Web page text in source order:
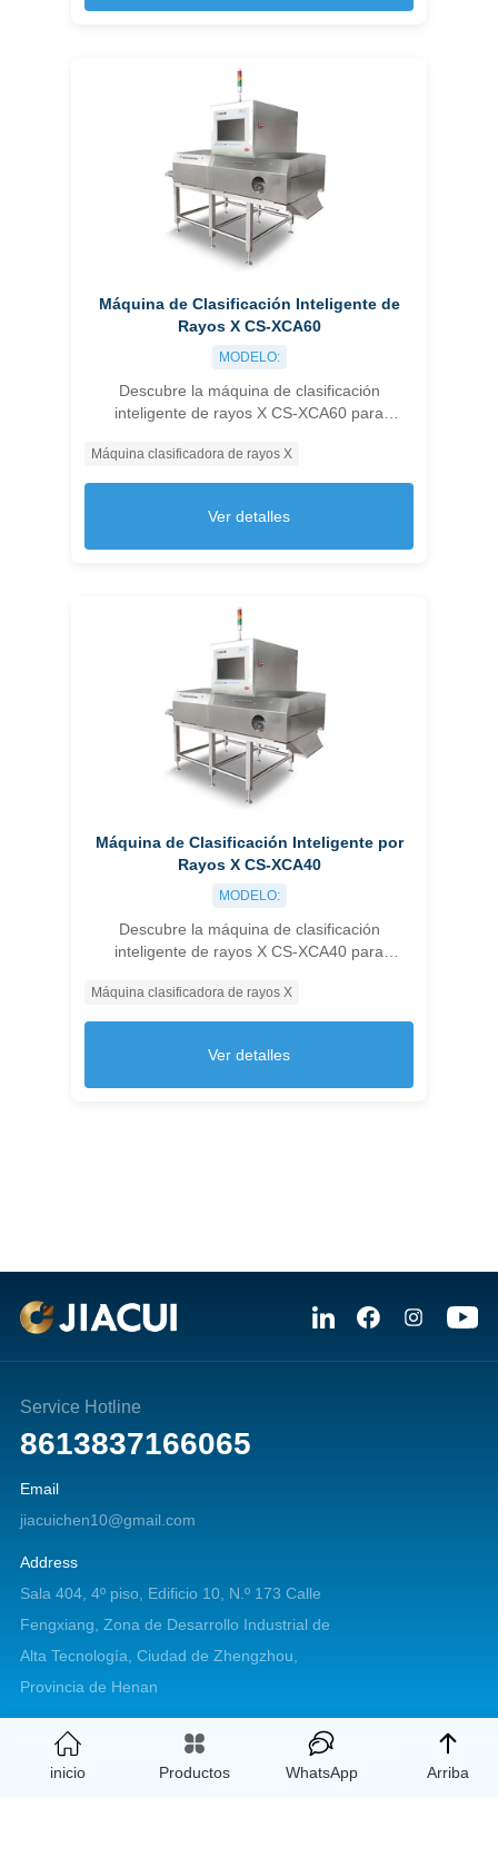
Máquina de Clasificación Inteligente de
Rayos X CS-XCA60
MODELO:
Descubre la máquina de clasificación
inteligente de rayos X CS-XCA60 para
de la calidad del producto y reducción de
costos.
Máquina clasificadora de rayos X
Ver detalles
Máquina de Clasificación Inteligente por
Rayos X CS-XCA40
MODELO:
Descubre la máquina de clasificación
inteligente de rayos X CS-XCA40 para
mejora la calidad del producto y reduce
costos.
Máquina clasificadora de rayos X
Ver detalles
Service Hotline
8613837166065
Email
jiacuichen10@gmail.com
Address
Sala 404, 4º piso, Edificio 10, N.º 173 Calle
Fengxiang, Zona de Desarrollo Industrial de
Alta Tecnología, Ciudad de Zhengzhou,
Provincia de Henan
Copyright © 2026 Zhengzhou Jiacui Machinery Equipment Co., Ltd. All
rights reserved.
inicio Productos WhatsApp Arriba